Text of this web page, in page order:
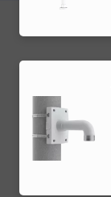
menu